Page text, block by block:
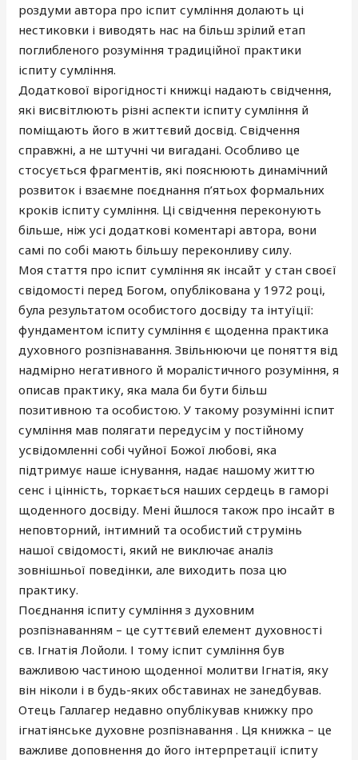
роздуми автора про іспит сумління долають ці
нестиковки і виводять нас на більш зрілий етап
поглибленого розуміння традиційної практики
іспиту сумління.
Додаткової вірогідності книжці надають свідчення,
які висвітлюють різні аспекти іспиту сумління й
поміщають його в життєвий досвід. Свідчення
справжні, а не штучні чи вигадані. Особливо це
стосується фрагментів, які пояснюють динамічний
розвиток і взаємне поєднання п’ятьох формальних
кроків іспиту сумління. Ці свідчення переконують
більше, ніж усі додаткові коментарі автора, вони
самі по собі мають більшу переконливу силу.
Моя стаття про іспит сумління як інсайт у стан своєї
свідомості перед Богом, опублікована у 1972 році,
була результатом особистого досвіду та інтуїції:
фундаментом іспиту сумління є щоденна практика
духовного розпізнавання. Звільнюючи це поняття від
надмірно негативного й моралістичного розуміння, я
описав практику, яка мала би бути більш
позитивною та особистою. У такому розумінні іспит
сумління мав полягати передусім у постійному
усвідомленні собі чуйної Божої любові, яка
підтримує наше існування, надає нашому життю
сенс і цінність, торкається наших сердець в гаморі
щоденного досвіду. Мені йшлося також про інсайт в
неповторний, інтимний та особистий струмінь
нашої свідомості, який не виключає аналіз
зовнішньої поведінки, але виходить поза цю
практику.
Поєднання іспиту сумління з духовним
розпізнаванням – це суттєвий елемент духовності
св. Ігнатія Лойоли. І тому іспит сумління був
важливою частиною щоденної молитви Ігнатія, яку
він ніколи і в будь-яких обставинах не занедбував.
Отець Галлагер недавно опублікував книжку про
ігнатіянське духовне розпізнавання . Ця книжка – це
важливе доповнення до його інтерпретації іспиту